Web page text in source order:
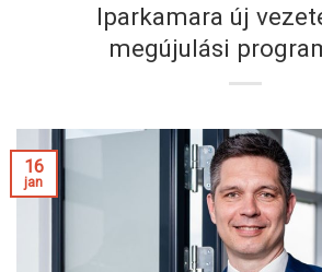
Iparkamara új
megújulási
16
jan